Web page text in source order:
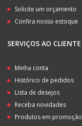
Solicite um orçamento
Confira nosso estoque
SERVIÇOS AO CLIENTE
Minha conta
Histórico de pedidos
Lista de desejos
Receba novidades
Produtos em promoção